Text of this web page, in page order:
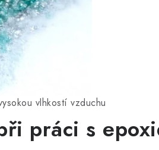
vlhkostí vzduchu
práci s